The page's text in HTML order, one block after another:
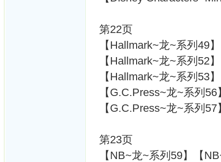
第22页
【Hallmark~龙~系列49
【Hallmark~龙~系列52】
【Hallmark~龙~系列53
【G.C.Press~龙~系列56
【G.C.Press~龙~系列
第23页
【NB~龙~系列59】【